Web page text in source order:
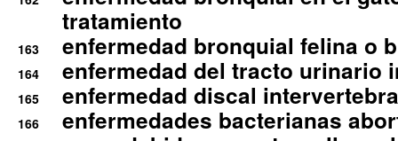
tratamiento
163 enfermedad bronquial felina o
164 enfermedad del tracto urinario
165 enfermedad discal
166
enfermedades bacterianas